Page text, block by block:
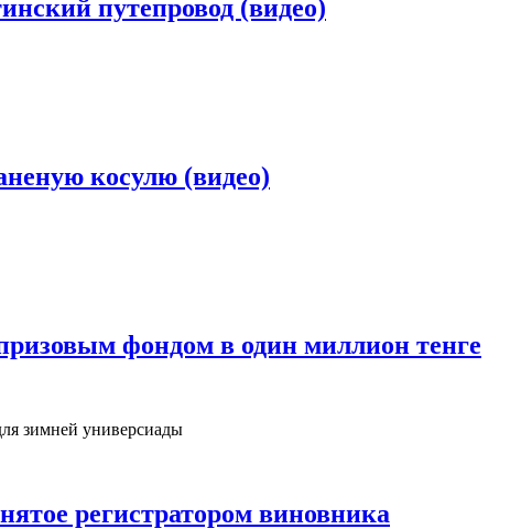
путепровод (видео)
косулю (видео)
фондом в один миллион тенге
зимней универсиады
регистратором виновника